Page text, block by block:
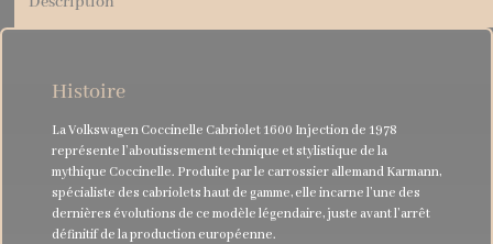
Histoire
La Volkswagen Coccinelle Cabriolet 1600 Injection de 1978
représente l’aboutissement technique et stylistique de la
mythique Coccinelle. Produite par le carrossier allemand Karmann,
spécialiste des cabriolets haut de gamme, elle incarne l’une des
dernières évolutions de ce modèle légendaire, juste avant l’arrêt
définitif de la production européenne.